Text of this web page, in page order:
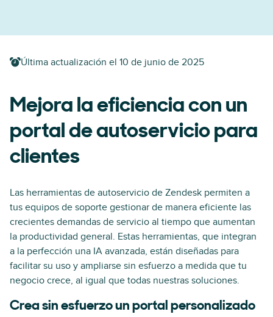
Última actualización el 10 de junio de 2025
Mejora la eficiencia con un
portal de autoservicio para
clientes
Las herramientas de autoservicio de Zendesk permiten a
tus equipos de soporte gestionar de manera eficiente las
crecientes demandas de servicio al tiempo que aumentan
la productividad general. Estas herramientas, que integran
a la perfección una IA avanzada, están diseñadas para
facilitar su uso y ampliarse sin esfuerzo a medida que tu
negocio crece, al igual que todas nuestras soluciones.
Crea sin esfuerzo un portal personalizado